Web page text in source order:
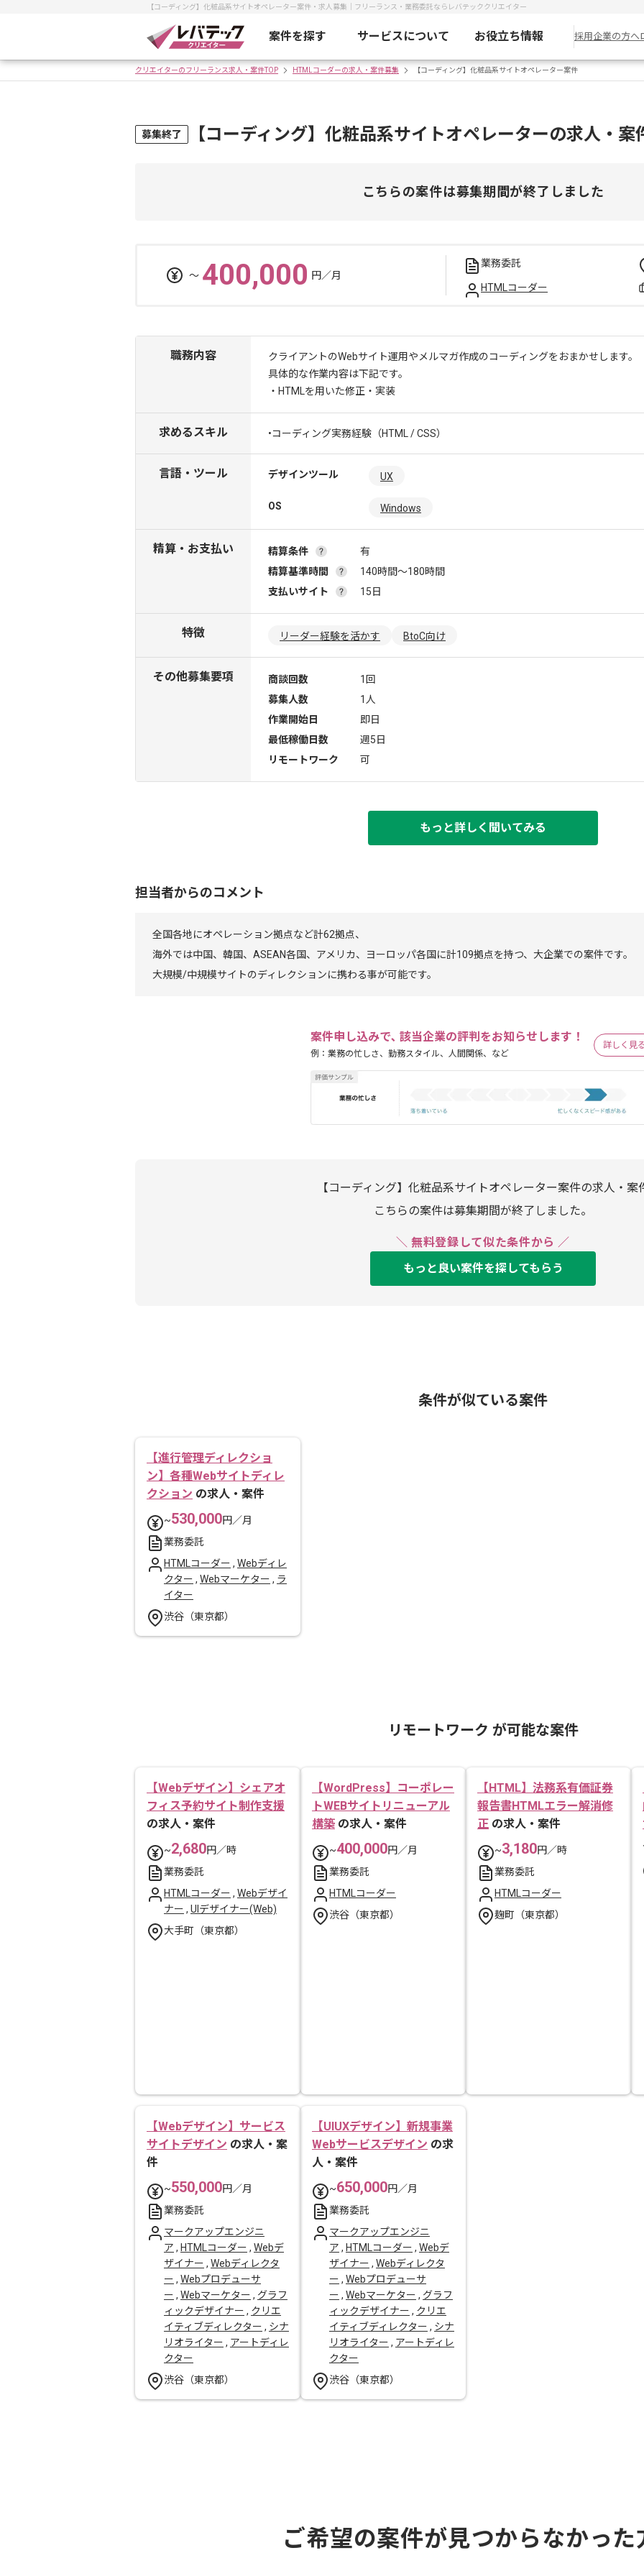
【コーディング】化粧品系サイトオペレーター案件・求人募集｜フリーランス・業務委託ならレバテッククリエイター
案件を探す サービスについて お役立ち情報 採用企業の方へ
クリエイターのフリーランス求人・案件TOP HTMLコーダーの求人・案件募集 【コーディング】化粧品系サイトオペレーター案件
募集終了 【コーディング】化粧品系サイトオペレーターの求人・案
こちらの案件は募集期間が終了しました
〜 400,000 円／月
業務委託
HTMLコーダー
職務内容
クライアントのWebサイト運用やメルマガ作成のコーディングをおまかせします。
具体的な作業内容は下記です。
・HTMLを用いた修正・実装
求めるスキル •コーディング実務経験（HTML / CSS）
言語・ツール デザインツール UX
OS Windows
精算・お支払い 精算条件
有
精算基準時間
140時間〜180時間
支払いサイト
15日
特徴 リーダー経験を活かす BtoC向け
その他募集要項 商談回数
1回
募集人数
1人
作業開始日
即日
最低稼働日数
週5日
リモートワーク
可
もっと詳しく聞いてみる
担当者からのコメント
全国各地にオペレーション拠点など計62拠点、
海外では中国、韓国、ASEAN各国、アメリカ、ヨーロッパ各国に計109拠点を持つ、大企業での案件です。
大規模/中規模サイトのディレクションに携わる事が可能です。
案件申し込みで､ 該当企業の評判をお知らせします！
例：業務の忙しさ、勤務スタイル、人間関係、など
詳しく見
【コーディング】化粧品系サイトオペレーター案件の求人・案
こちらの案件は募集期間が終了しました。
＼ 無料登録して似た条件から ／
もっと良い案件を探してもらう
条件が似ている案件
【進行管理ディレクショ
ン】各種Webサイトディレ
クション の求人・案件
~530,000円／月
業務委託
HTMLコーダー , Webディレ
クター , Webマーケター , ラ
イター
渋谷（東京都）
リモートワーク が可能な案件
【Webデザイン】シェアオ
フィス予約サイト制作支援
の求人・案件
~2,680円／時
業務委託
HTMLコーダー , Webデザイ
ナー , UIデザイナー(Web)
大手町（東京都）
【WordPress】コーポレー
トWEBサイトリニューアル
構築 の求人・案件
~400,000円／月
業務委託
HTMLコーダー
渋谷（東京都）
【HTML】法務系有価証券
報告書HTMLエラー解消修
正 の求人・案件
~3,180円／時
業務委託
HTMLコーダー
麹町（東京都）
【Webデザイン】サービス
サイトデザイン の求人・案
件
~550,000円／月
業務委託
マークアップエンジニ
ア , HTMLコーダー , Webデ
ザイナー , Webディレクタ
ー , Webプロデューサ
ー , Webマーケター , グラフ
ィックデザイナー , クリエ
イティブディレクター , シナ
リオライター , アートディレ
クター
渋谷（東京都）
【UIUXデザイン】新規事業
Webサービスデザイン の求
人・案件
~650,000円／月
業務委託
マークアップエンジニ
ア , HTMLコーダー , Webデ
ザイナー , Webディレクタ
ー , Webプロデューサ
ー , Webマーケター , グラフ
ィックデザイナー , クリエ
イティブディレクター , シナ
リオライター , アートディレ
クター
渋谷（東京都）
ご希望の案件が見つからなかった